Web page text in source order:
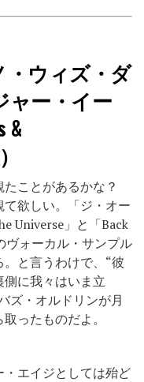
ウィズ・ダ
ャー・イー
&
ことがあるかな？
欲しい。「ジ・オー
Universe」と「Back
ヴォーカル・サンプル
と言うわけで、“彼
に我々はいま立
ズ・オルドリンが月
ったものだよ。
エイジとしては殆ど